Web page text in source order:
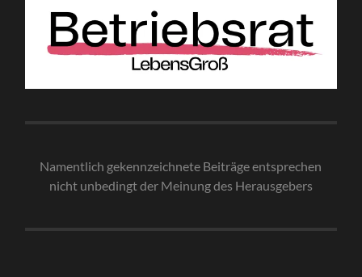
Namentlich gekennzeichnete Beiträge entsprechen
nicht unbedingt der Meinung des Herausgebers